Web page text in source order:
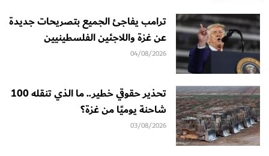
ترامب يفاجئ الجميع بتصريحات جديدة
عن غزة واللاجئين الفلسطينيين
04/08/2026
تحذير حقوقي خطير.. ما الذي تنقله 100
شاحنة يوميًا من غزة؟
03/08/2026